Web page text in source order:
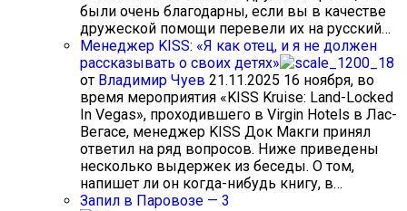
были очень благодарны, если вы в качестве
дружеской помощи перевели их на русский…
Менеджер KISS: «Я как отец, и я не должен
рассказывать о своих детях»
от Владимир Чуев 21.11.2025 16 ноября, во
время мероприятия «KISS Kruise: Land-Locked
In Vegas», проходившего в Virgin Hotels в Лас-
Вегасе, менеджер KISS Док Макги принял
ответил на ряд вопросов. Ниже приведены
несколько выдержек из беседы. О том,
напишет ли он когда-нибудь книгу, в…
Запил в Паровозе — 3